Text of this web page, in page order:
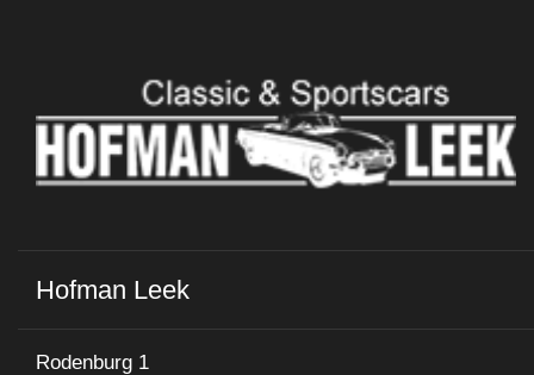
Hofman Leek
Rodenburg 1